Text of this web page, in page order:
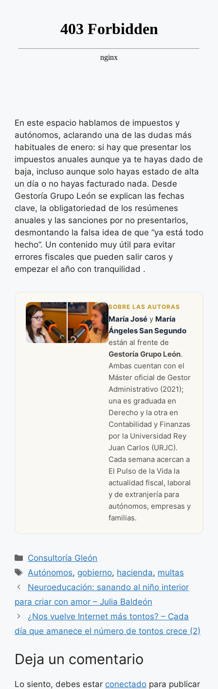
En este espacio hablamos de impuestos y
autónomos, aclarando una de las dudas más
habituales de enero: si hay que presentar los
impuestos anuales aunque ya te hayas dado de
baja, incluso aunque solo hayas estado de alta
un día o no hayas facturado nada. Desde
Gestoría Grupo León se explican las fechas
clave, la obligatoriedad de los resúmenes
anuales y las sanciones por no presentarlos,
desmontando la falsa idea de que “ya está todo
hecho”. Un contenido muy útil para evitar
errores fiscales que pueden salir caros y
empezar el año con tranquilidad .
SOBRE LAS AUTORAS
María José y María
Ángeles San Segundo
están al frente de
Gestoría Grupo León.
Ambas cuentan con el
Máster oficial de Gestor
Administrativo (2021);
una es graduada en
Derecho y la otra en
Contabilidad y Finanzas
por la Universidad Rey
Juan Carlos (URJC).
Cada semana acercan a
El Pulso de la Vida la
actualidad fiscal, laboral
y de extranjería para
autónomos, empresas y
familias.
Categorías
Consultoría Gleón
Etiquetas
Autónomos, gobierno, hacienda, multas
Neuroeducación: sanando al niño interior
para criar con amor – Julia Baldeón
¿Nos vuelve Internet más tontos? – Cada
día que amanece el número de tontos crece (2)
Deja un comentario
Lo siento, debes estar conectado para publicar